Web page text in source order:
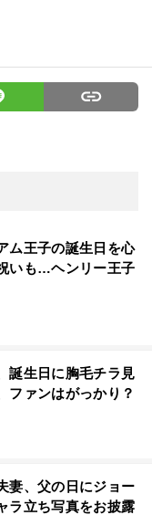
ム王子の誕生日を心
いも…ヘンリー王子
誕生日に胸毛チラ見
ファンはがっかり？
妻、父の日にジョー
ラ立ち写真をお披露